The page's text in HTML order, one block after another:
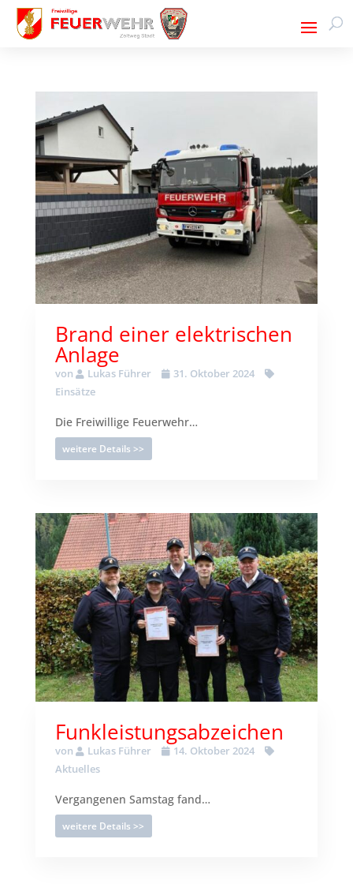
Brand einer elektrischen
Anlage
von Lukas Führer
31. Oktober 2024
Einsätze
Die Freiwillige Feuerwehr…
weitere Details >>
Funkleistungsabzeichen
von Lukas Führer
14. Oktober 2024
Aktuelles
Vergangenen Samstag fand…
weitere Details >>